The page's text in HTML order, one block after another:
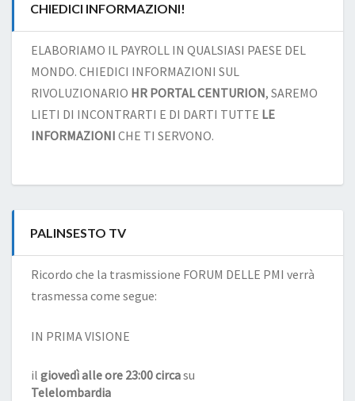
CHIEDICI INFORMAZIONI!
ELABORIAMO IL PAYROLL IN QUALSIASI PAESE DEL
MONDO. CHIEDICI INFORMAZIONI SUL
RIVOLUZIONARIO HR PORTAL CENTURION, SAREMO
LIETI DI INCONTRARTI E DI DARTI TUTTE LE
INFORMAZIONI CHE TI SERVONO.
PALINSESTO TV
Ricordo che la trasmissione FORUM DELLE PMI verrà
trasmessa come segue:
IN PRIMA VISIONE
il giovedì alle ore 23:00 circasu
Telelombardia